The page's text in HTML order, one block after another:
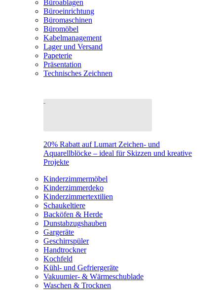
Büroablagen
Büroeinrichtung
Büromaschinen
Büromöbel
Kabelmanagement
Lager und Versand
Papeterie
Präsentation
Technisches Zeichnen
20% Rabatt auf Lumart Zeichen- und
Aquarellblöcke – ideal für Skizzen und kreative
Projekte
Kinderzimmermöbel
Kinderzimmerdeko
Kinderzimmertextilien
Schaukeltiere
Backöfen & Herde
Dunstabzugshauben
Gargeräte
Geschirrspüler
Handtrockner
Kochfeld
Kühl- und Gefriergeräte
Vakuumier- & Wärmeschublade
Waschen & Trocknen